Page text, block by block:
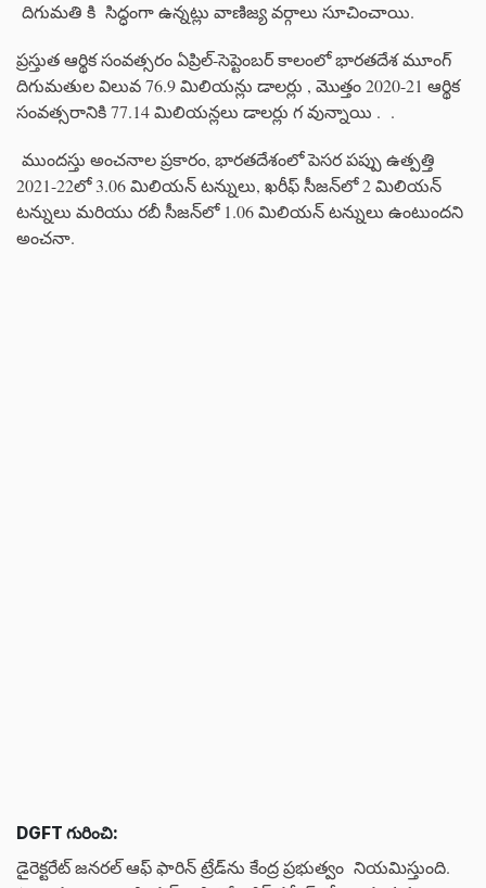
దిగుమతి కి సిద్ధంగా ఉన్నట్లు వాణిజ్య వర్గాలు సూచించాయి.
ప్రస్తుత ఆర్థిక సంవత్సరం ఏప్రిల్-సెప్టెంబర్ కాలంలో భారతదేశ మూంగ్
దిగుమతుల విలువ 76.9 మిలియన్లు డాలర్లు , మొత్తం 2020-21 ఆర్థిక
సంవత్సరానికి 77.14 మిలియన్లలు డాలర్లు గ వున్నాయి . .
ముందస్తు అంచనాల ప్రకారం, భారతదేశంలో పెసర పప్పు ఉత్పత్తి
2021-22లో 3.06 మిలియన్ టన్నులు, ఖరీఫ్ సీజన్‌లో 2 మిలియన్
టన్నులు మరియు రబీ సీజన్‌లో 1.06 మిలియన్ టన్నులు ఉంటుందని
అంచనా.
DGFT గురించి:
డైరెక్టరేట్ జనరల్ ఆఫ్ ఫారిన్ ట్రేడ్‌ను కేంద్ర ప్రభుత్వం నియమిస్తుంది.